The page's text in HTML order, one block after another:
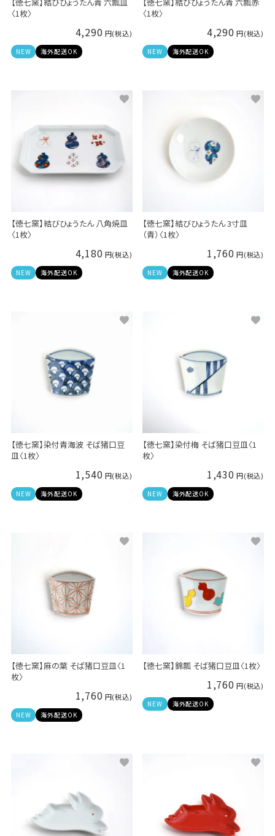
〈1枚〉
4,290
NEW 海外配送OK
〈1枚〉
4,290
NEW 海外配送OK
【徳七窯】結びひょうたん 八角焼皿
〈1枚〉
4,180
NEW 海外配送OK
【徳七窯】結びひょうたん 3寸皿
（青）〈1枚〉
1,760
NEW 海外配送OK
【徳七窯】染付青海波 そば猪口豆
皿〈1枚〉
1,540
NEW 海外配送OK
【徳七窯】染付梅 そば猪口豆皿〈1
枚〉
1,430
NEW 海外配送OK
【徳七窯】麻の葉 そば猪口豆皿〈1
枚〉
1,760
NEW 海外配送OK
【徳七窯】錦瓢 そば猪口豆皿〈1枚〉
1,760
NEW 海外配送OK